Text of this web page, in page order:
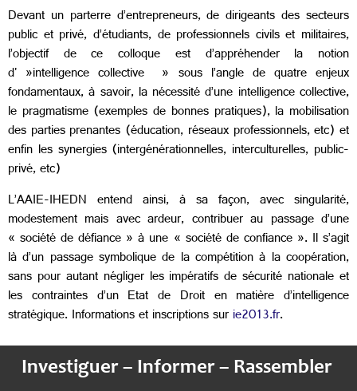
Devant un parterre d’entrepreneurs, de dirigeants des secteurs
public et privé, d’étudiants, de professionnels civils et militaires,
l’objectif de ce colloque est d’appréhender la notion
d' »intelligence collective » sous l’angle de quatre enjeux
fondamentaux, à savoir, la nécessité d’une intelligence collective,
le pragmatisme (exemples de bonnes pratiques), la mobilisation
des parties prenantes (éducation, réseaux professionnels, etc) et
enfin les synergies (intergénérationnelles, interculturelles, public-
privé, etc)
L’AAIE-IHEDN entend ainsi, à sa façon, avec singularité,
modestement mais avec ardeur, contribuer au passage d’une
« société de défiance » à une « société de confiance ». Il s’agit
là d’un passage symbolique de la compétition à la coopération,
sans pour autant négliger les impératifs de sécurité nationale et
les contraintes d’un Etat de Droit en matière d’intelligence
stratégique. Informations et inscriptions surie2013.fr.
Investiguer – Informer – Rassembler